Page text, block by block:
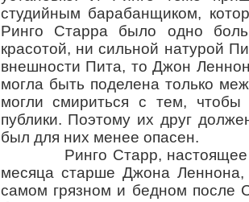
студийным барабанщиком,
Ринго Старра было одно
красотой, ни сильной натурой
внешности Пита, то Джон
могла быть поделена только
могли смириться с тем, чтобы
публики. Поэтому их друг
был для них менее опасен.
Ринго Старр, настоящее
месяца старше Джона
самом грязном и бедном после